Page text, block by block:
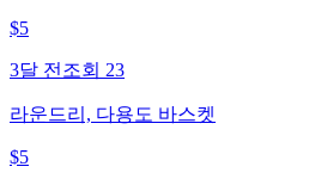
$5
3달 전 조회 23
라운드리, 다용도 바스켓
$5